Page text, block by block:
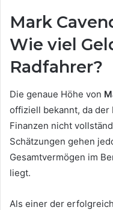
Mark
Wie viel
Radfahrer?
Die genaue Höhe von
offiziell bekannt, da
Finanzen nicht
Schätzungen gehen
Gesamtvermögen im
liegt.
Als einer der